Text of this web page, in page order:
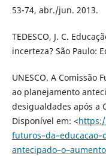
53-74, abr./jun. 2013.
TEDESCO, J. C.
incerteza? São Paulo:
UNESCO. A Comissão
ao planejamento
desigualdades após a
Disponí­vel em: <